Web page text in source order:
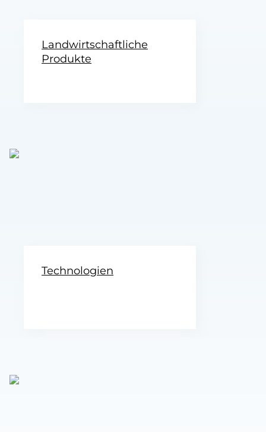
Landwirtschaftliche
Produkte
Technologien